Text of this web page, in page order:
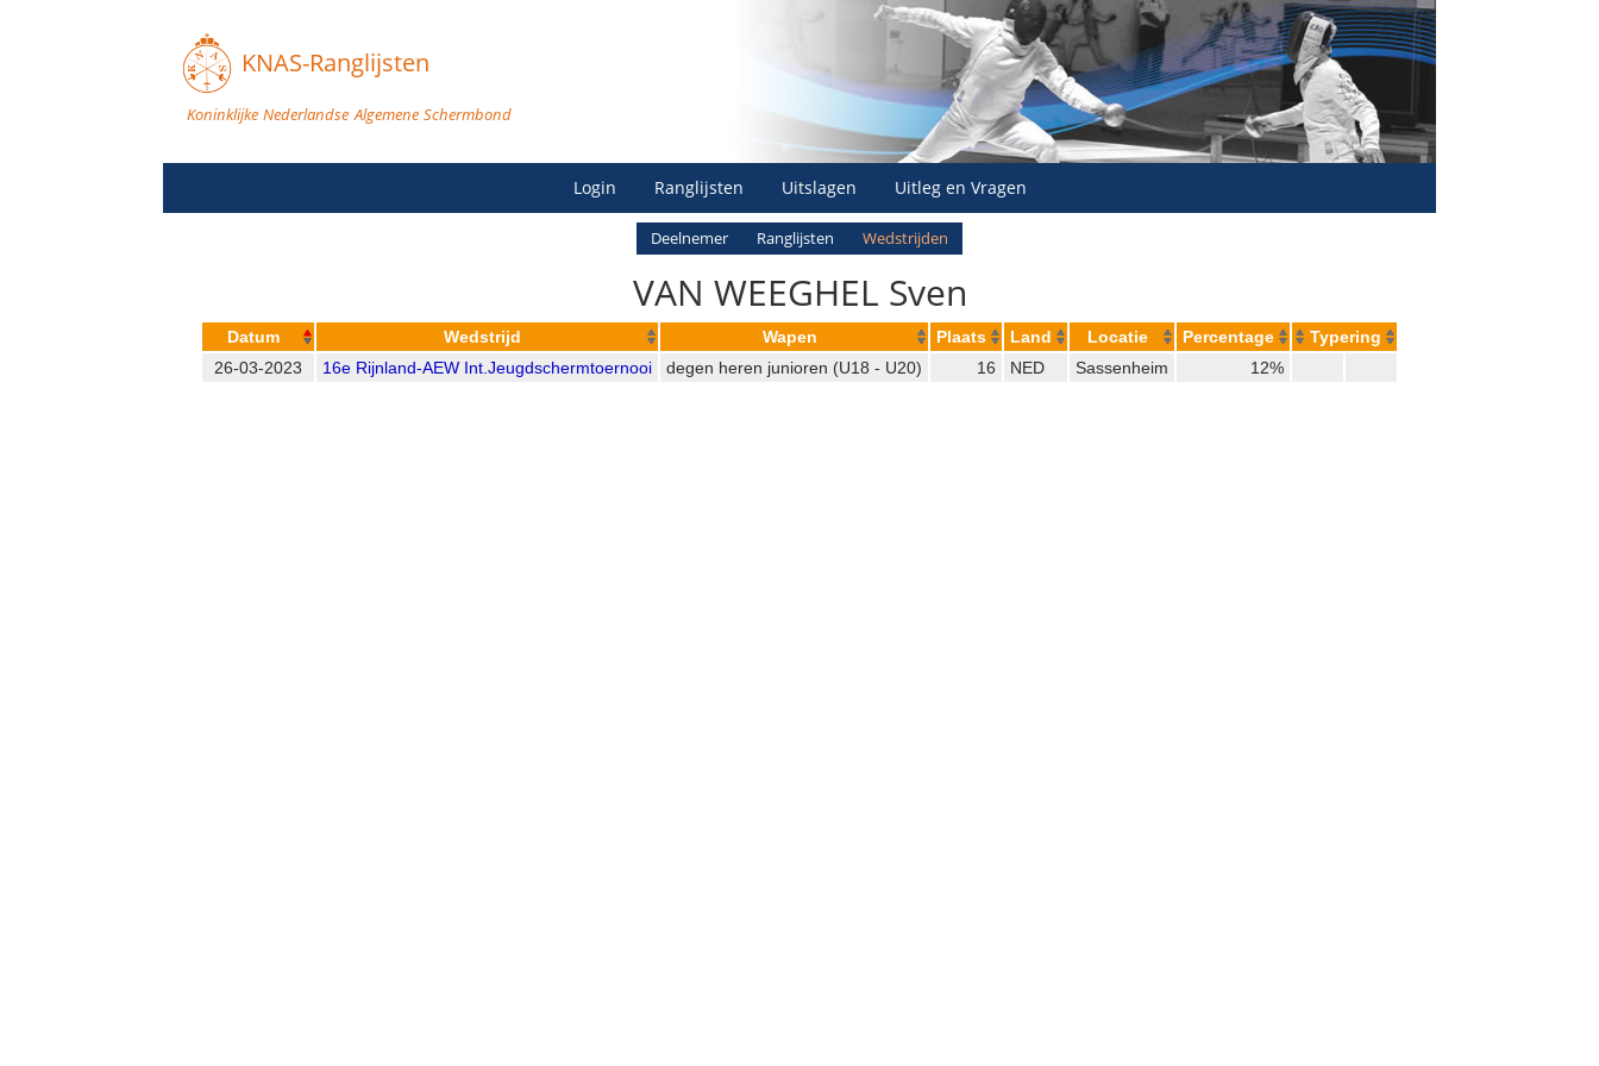
KNAS-Ranglijsten
Koninklijke Nederlandse Algemene Schermbond
Login Ranglijsten Uitslagen Uitleg en Vragen
Deelnemer Ranglijsten Wedstrijden
VAN WEEGHEL Sven
Datum Wedstrijd Wapen Plaats Land Locatie Percentage
Typering
26-03-2023
16e Rijnland-AEW Int.Jeugdschermtoernooi degen heren junioren (U18 - U20) 16 NED Sassenheim 12%